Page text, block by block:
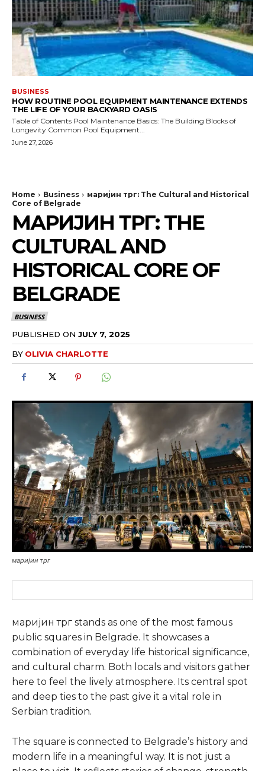
BUSINESS
HOW ROUTINE POOL EQUIPMENT MAINTENANCE EXTENDS
THE LIFE OF YOUR BACKYARD OASIS
Table of Contents Pool Maintenance Basics: The Building Blocks of
Longevity Common Pool Equipment...
June 27, 2026